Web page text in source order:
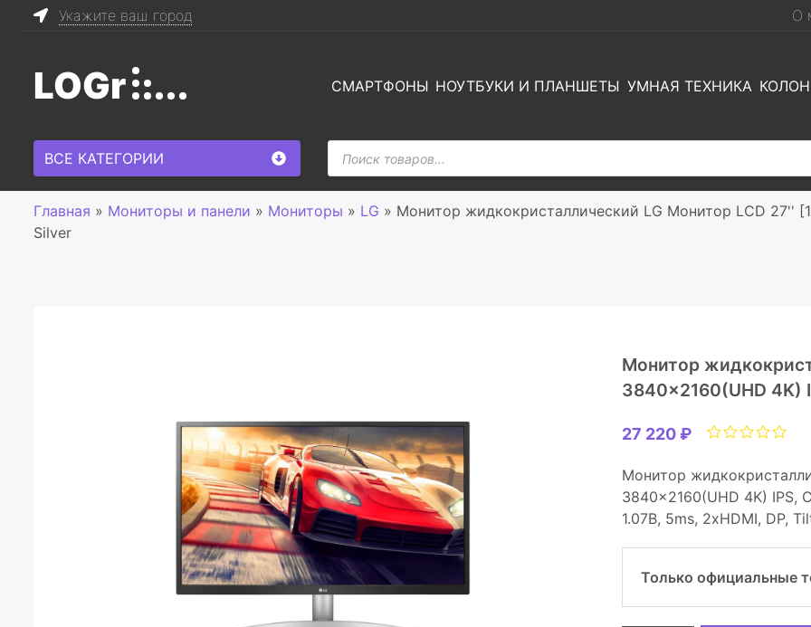
Укажите ваш город О
LOGr СМАРТФОНЫ НОУТБУКИ И ПЛАНШЕТЫ УМНАЯ ТЕХНИКА
ВСЕ КАТЕГОРИИ
Поиск
товаров
Главная » Мониторы и панели » Мониторы » LG » Монитор жидкокристаллический LG Монитор LCD 27''
Silver
Монитор
3840×2160(UHD 4K)
27 220 ₽
Монитор
3840x2160(UHD 4K) IPS,
1.07B, 5ms, 2xHDMI, DP,
Только официальные